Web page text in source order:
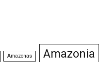
Amazonas Amazonia